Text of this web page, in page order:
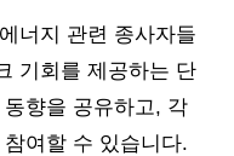
너지 관련 종사자들
기회를 제공하는 단
향을 공유하고, 각
여할 수 있습니다.